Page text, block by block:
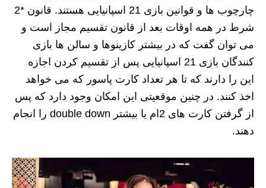
چارچوب ها و قوانین بازی 21 اسپانیایی هستند. قانون *2
شرط در همه اوقات بعد از قانون تقسیم مجاز است و
می توان گفت که در بیشتر کازینوها و سالن ها بازی
کنندگان بازی 21 اسپانیایی پس از تقسیم کردن اجازه
این را دارند که تا هر تعداد کارت پاسور که می خواهد
اخذ کنند. در چنین موقعیتی این امکان وجود دارد که پس
از گرفتن کارت های 2ام یا بیشتر double down را انجام
دهند.